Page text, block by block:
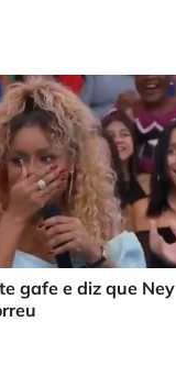
gafe e diz que Ney